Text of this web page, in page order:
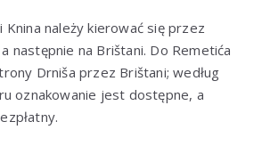
należy kierować się przez
następnie na Brištani. Do Remetića
Drniša przez Brištani; według
oznakowanie jest dostępne, a